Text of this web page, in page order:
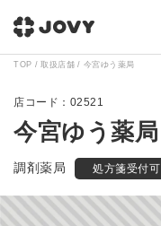
TOP 取扱店舗 今宮ゆう薬局
02521
今宮ゆう薬局
調剤薬局 処方箋受付可